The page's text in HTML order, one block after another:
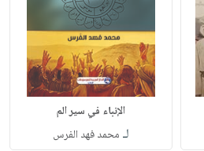
الإنباء في سير الم
لـ محمد فهد الفرس